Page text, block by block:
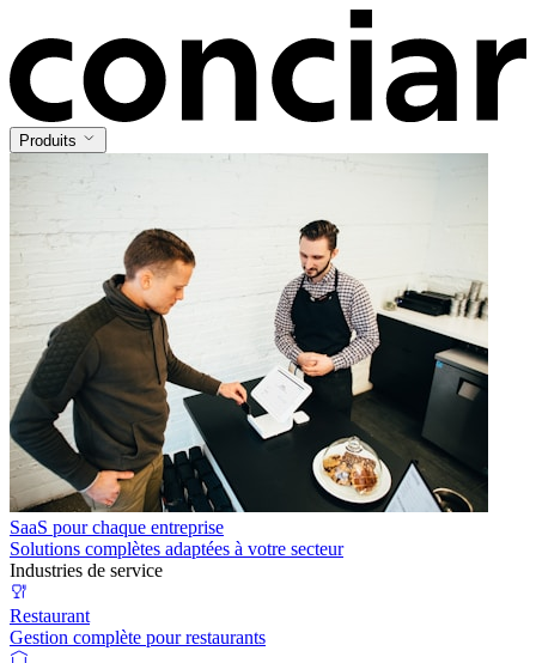
Produits
SaaS pour chaque entreprise
Solutions complètes adaptées à votre secteur
Industries de service
Restaurant
Gestion complète pour restaurants